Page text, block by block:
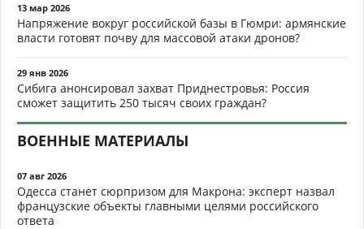
13 мар 2026
Напряжение вокруг российской базы в Гюмри: армянские
власти готовят почву для массовой атаки дронов?
29 янв 2026
Сибига анонсировал захват Приднестровья: Россия
сможет защитить 250 тысяч своих граждан?
ВОЕННЫЕ МАТЕРИАЛЫ
07 авг 2026
Одесса станет сюрпризом для Макрона: эксперт назвал
французские объекты главными целями российского
ответа